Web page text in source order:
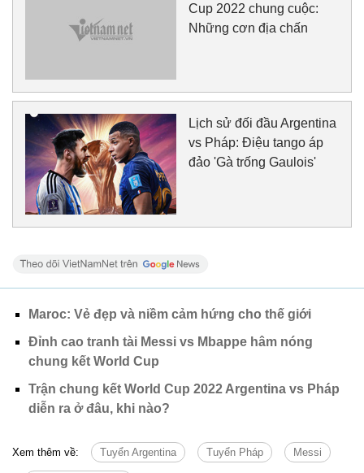
Cup 2022 chung cuộc:
Những cơn địa chấn
Lịch sử đối đầu Argentina
vs Pháp: Điệu tango áp
đảo 'Gà trống Gaulois'
Maroc: Vẻ đẹp và niềm cảm hứng cho thế giới
Đỉnh cao tranh tài Messi vs Mbappe hâm nóng
chung kết World Cup
Trận chung kết World Cup 2022 Argentina vs Pháp
diễn ra ở đâu, khi nào?
Xem thêm về: Tuyển Argentina Tuyển Pháp Messi